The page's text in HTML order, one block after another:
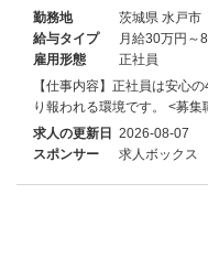
勤務地
茨城県 水戸市
給与タイプ
月給30万円～
雇用形態
正社員
【仕事内容】正社員は安心
り報われる環境です。 <募集
求人の更新日 2026-08-07
スポンサー
求人ボックス